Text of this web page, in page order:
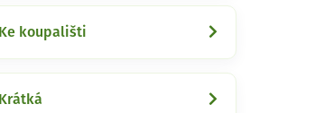
Ke koupališti
Krátká